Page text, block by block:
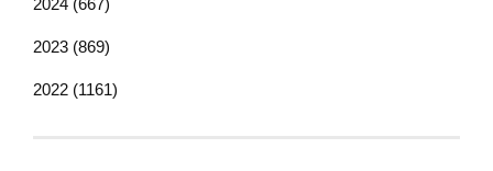
2023 (869)
2022 (1161)